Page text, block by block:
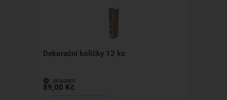
Dekorační kolíčky 12 ks
skladem
89,00 Kč